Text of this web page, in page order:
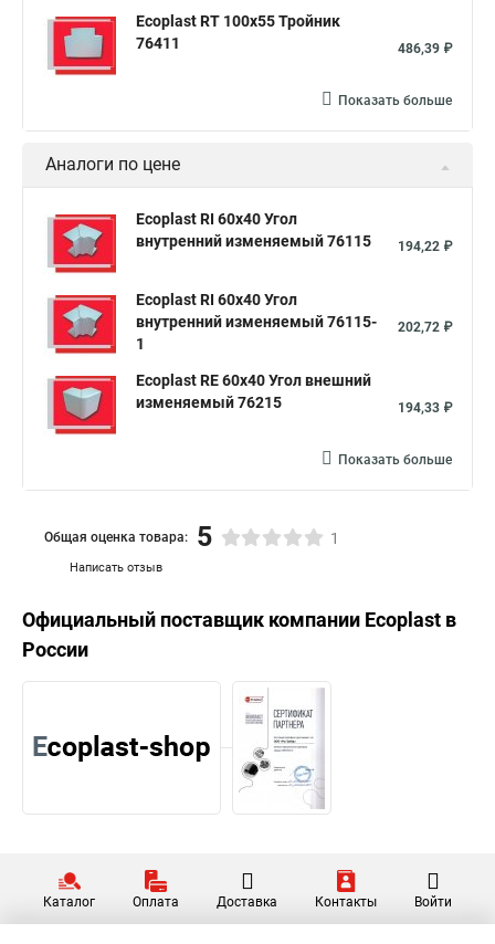
Ecoplast RT 100х55 Тройник
76411
486,39 ₽
Показать больше
Аналоги по цене
Ecoplast RI 60х40 Угол
внутренний изменяемый 76115
194,22 ₽
Ecoplast RI 60х40 Угол
внутренний изменяемый 76115-
1
202,72 ₽
Ecoplast RE 60х40 Угол внешний
изменяемый 76215
194,33 ₽
Показать больше
Написать отзыв
Общая оценка товара: 5 1
Официальный поставщик компании Ecoplast в
России
Каталог Оплата Доставка Контакты Войти